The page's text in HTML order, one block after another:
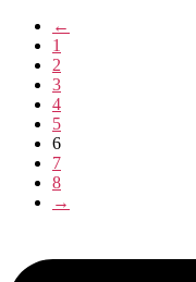
←
1
2
3
4
5
6
7
8
→